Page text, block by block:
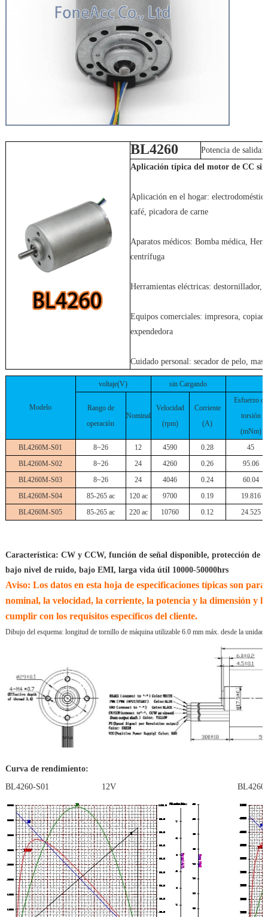
BL4260
Potencia de salida:
Aplicación típica del motor de CC sin
Aplicación en el hogar:
café, picadora de carne
Aparatos médicos: Bomba médica,
centrífuga
Herramientas eléctricas: destornillador,
Equipos comerciales: impresora,
expendedora
Cuidado personal: secador de pelo,
Modelo
voltaje(V) sin Cargando
Rango de
operación
Nominal
Velocidad
(rpm)
Corriente
(A)
Esfuerzo de
torsión
(mNm)
BL4260M-S01
8~26 12 4590 0.28
45
BL4260M-S02
8~26 24 4260 0.26
95.06
BL4260M-S03
8~26 24 4046 0.24
60.04
BL4260M-S04
85-265 ac 120 ac 9700 0.19
19.816
BL4260M-S05
85-265 ac 220 ac 10760 0.12 24.525
Característica: CW y CCW, función de señal disponible, protección de
bajo nivel de ruido, bajo EMI, larga vida útil 10000-50000hrs
Aviso: Los datos en esta hoja de especificaciones típicas son
nominal, la velocidad, la corriente, la potencia y la dimensión y
cumplir con los requisitos específicos del cliente.
Dibujo del esquema: longitud de tornillo de máquina utilizable 6.0 mm máx. desde la
Curva de rendimiento:
BL4260-S01 12V